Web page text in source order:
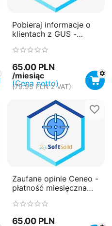
Pobieraj informacje o
klientach z GUS -
(subskrypcja)
65.00 PLN
/miesiąc
(Cena netto)
(79.95 PLNz VAT)
Zaufane opinie Ceneo -
płatność miesięczna
65.00 PLN